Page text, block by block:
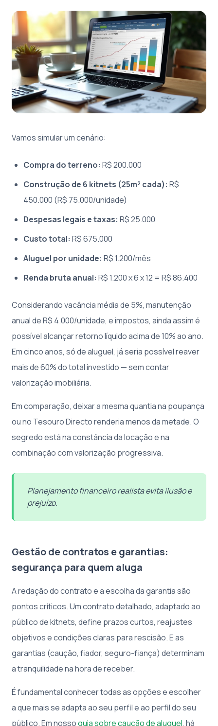
Vamos simular um cenário:
Compra do terreno: R$ 200.000
Construção de 6 kitnets (25m² cada): R$
450.000 (R$ 75.000/unidade)
Despesas legais e taxas: R$ 25.000
Custo total: R$ 675.000
Aluguel por unidade: R$ 1.200/mês
Renda bruta anual: R$ 1.200 x 6 x 12 = R$ 86.400
Considerando vacância média de 5%, manutenção
anual de R$ 4.000/unidade, e impostos, ainda assim é
possível alcançar retorno líquido acima de 10% ao ano.
Em cinco anos, só de aluguel, já seria possível reaver
mais de 60% do total investido — sem contar
valorização imobiliária.
Em comparação, deixar a mesma quantia na poupança
ou no Tesouro Directo renderia menos da metade. O
segredo está na constância da locação e na
combinação com valorização progressiva.
Planejamento financeiro realista evita ilusão e
prejuízo.
Gestão de contratos e garantias:
segurança para quem aluga
A redação do contrato e a escolha da garantia são
pontos críticos. Um contrato detalhado, adaptado ao
público de kitnets, define prazos curtos, reajustes
objetivos e condições claras para rescisão. E as
garantias (caução, fiador, seguro-fiança) determinam
a tranquilidade na hora de receber.
É fundamental conhecer todas as opções e escolher
a que mais se adapta ao seu perfil e ao perfil do seu
público. Em nossoguia sobre caução de aluguel, há